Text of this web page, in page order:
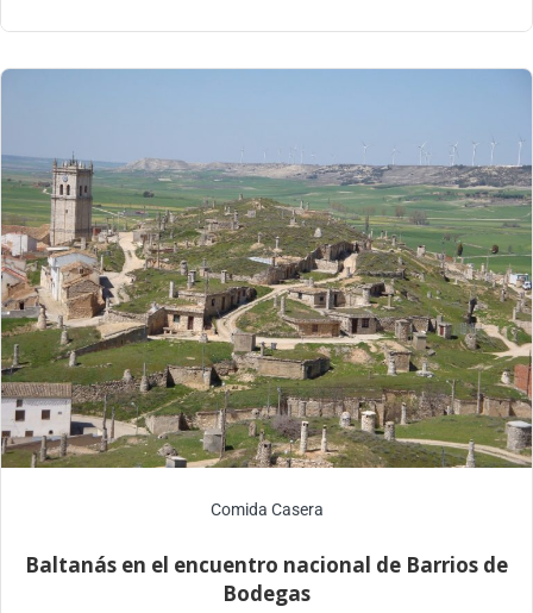
Comida Casera
Baltanás en el encuentro nacional de Barrios de
Bodegas